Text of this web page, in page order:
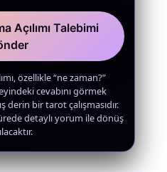
Açılımı Talebimi
özellikle “ne zaman?”
cevabını görmek
derin bir tarot çalışmasıdır.
detaylı yorum ile dönüş